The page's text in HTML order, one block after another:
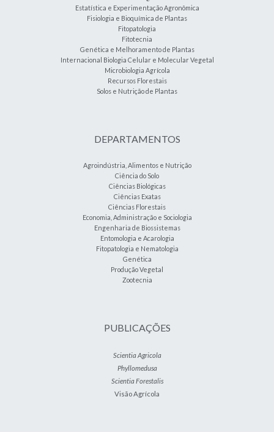
Estatística e Experimentação Agronômica
Fisiologia e Bioquímica de Plantas
Fitopatologia
Fitotecnia
Genética e Melhoramento de Plantas
Internacional Biologia Celular e Molecular Vegetal
Microbiologia Agrícola
Recursos Florestais
Solos e Nutrição de Plantas
DEPARTAMENTOS
Agroindústria, Alimentos e Nutrição
Ciência do Solo
Ciências Biológicas
Ciências Exatas
Ciências Florestais
Economia, Administração e Sociologia
Engenharia de Biossistemas
Entomologia e Acarologia
Fitopatologia e Nematologia
Genética
Produção Vegetal
Zootecnia
PUBLICAÇÕES
Scientia Agricola
Phyllomedusa
Scientia Forestalis
Visão Agrícola